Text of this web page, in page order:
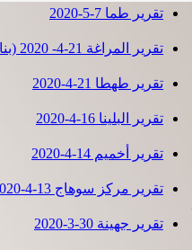
تقرير طما 7-5-2020
تقرير المراغة 21-4- 2020 (بناويط)
تقرير طهطا 21-4-2020
تقرير البلينا 16-4-2020
تقرير أخميم 14-4-2020
تقرير مركز سوهاج 13-4-2020
تقرير جهينة 30-3-2020